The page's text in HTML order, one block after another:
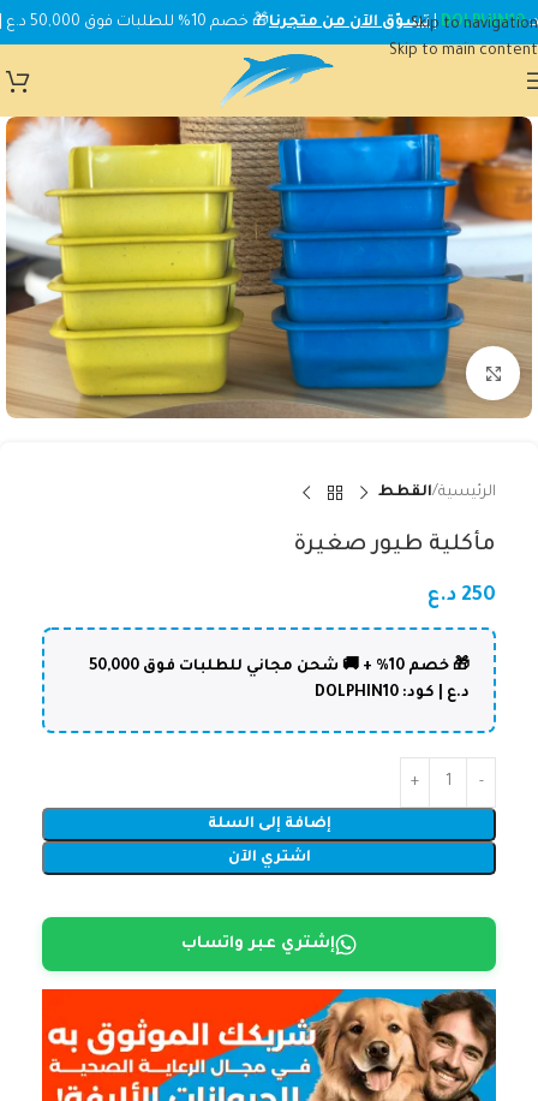
Skip to navigation
Skip to main content
DOLPHIN10
|تسوّق الآن من متجرنا🎁 خصم 10% للطلبات فوق 50,000 د.ع | استخدم الكود:
Click to enlarge
الرئيسية القطط
مأكلية طيور صغيرة
250 د.ع
🎁 خصم 10% + 🚚 شحن مجاني للطلبات فوق 50,000
د.ع | كود: DOLPHIN10
إضافة إلى السلة
اشتري الآن
إشتري عبر واتساب